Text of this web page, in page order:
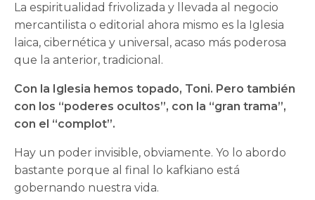
La espiritualidad frivolizada y llevada al negocio
mercantilista o editorial ahora mismo es la Iglesia
laica, cibernética y universal, acaso más poderosa
que la anterior, tradicional.
Con la Iglesia hemos topado, Toni. Pero también
con los “poderes ocultos”, con la “gran trama”,
con el “complot”.
Hay un poder invisible, obviamente. Yo lo abordo
bastante porque al final lo kafkiano está
gobernando nuestra vida.